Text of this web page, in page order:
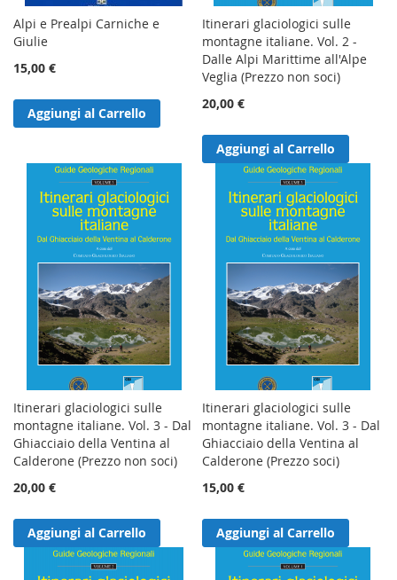
Alpi e Prealpi Carniche e
Giulie
15,00 €
Aggiungi al Carrello
Itinerari glaciologici sulle
montagne italiane. Vol. 2 -
Dalle Alpi Marittime all'Alpe
Veglia (Prezzo non soci)
20,00 €
Aggiungi al Carrello
Itinerari glaciologici sulle
montagne italiane. Vol. 3 - Dal
Ghiacciaio della Ventina al
Calderone (Prezzo non soci)
20,00 €
Aggiungi al Carrello
Itinerari glaciologici sulle
montagne italiane. Vol. 3 - Dal
Ghiacciaio della Ventina al
Calderone (Prezzo soci)
15,00 €
Aggiungi al Carrello